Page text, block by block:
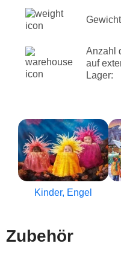
Gewicht
Anzahl
auf
Lager:
Kinder, Engel
Zubehör